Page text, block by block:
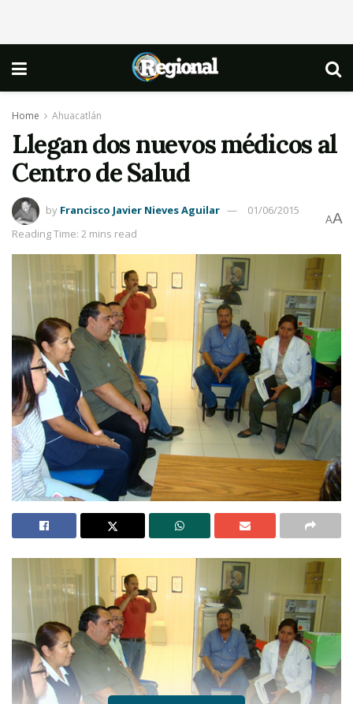
Home Ahuacatlán
Llegan dos nuevos médicos al
Centro de Salud
by Francisco Javier Nieves Aguilar
01/06/2015
Reading Time: 2 mins read
AA